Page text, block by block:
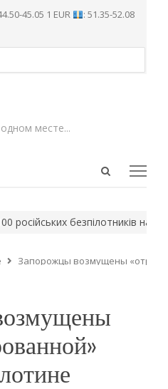
45.05 1 EUR
: 51.35-52.08
месте...
Open
безпілотників над
Запорожцы возмущены